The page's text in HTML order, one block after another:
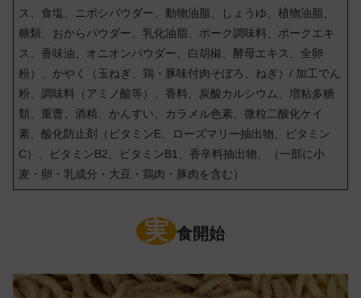
ス、食塩、ニボシパウダー、動物油脂、しょうゆ、植物油脂、
糖類、おからパウダー、乳化油脂、ポーク調味料、ポークエキ
ス、香味油、オニオンパウダー、白胡椒、酵母エキス、全卵
粉）、かやく（玉ねぎ、鶏・豚味付肉そぼろ、ねぎ）/ 加工でん
粉、調味料（アミノ酸等）、香料、炭酸カルシウム、増粘多糖
類、重曹、酒精、かんすい、カラメル色素、微粒二酸化ケイ
素、酸化防止剤（ビタミンE、ローズマリー抽出物、ビタミン
C）、ビタミンB2、ビタミンB1、香辛料抽出物、（一部に小
麦・卵・乳成分・大豆・鶏肉・豚肉を含む）
実 食開始